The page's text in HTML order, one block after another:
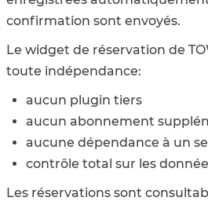
confirmation sont envoyés.
Le widget de réservation de
toute indépendance:
aucun plugin tiers
aucun abonnement
aucune dépendance à un
contrôle total sur les
Les réservations sont